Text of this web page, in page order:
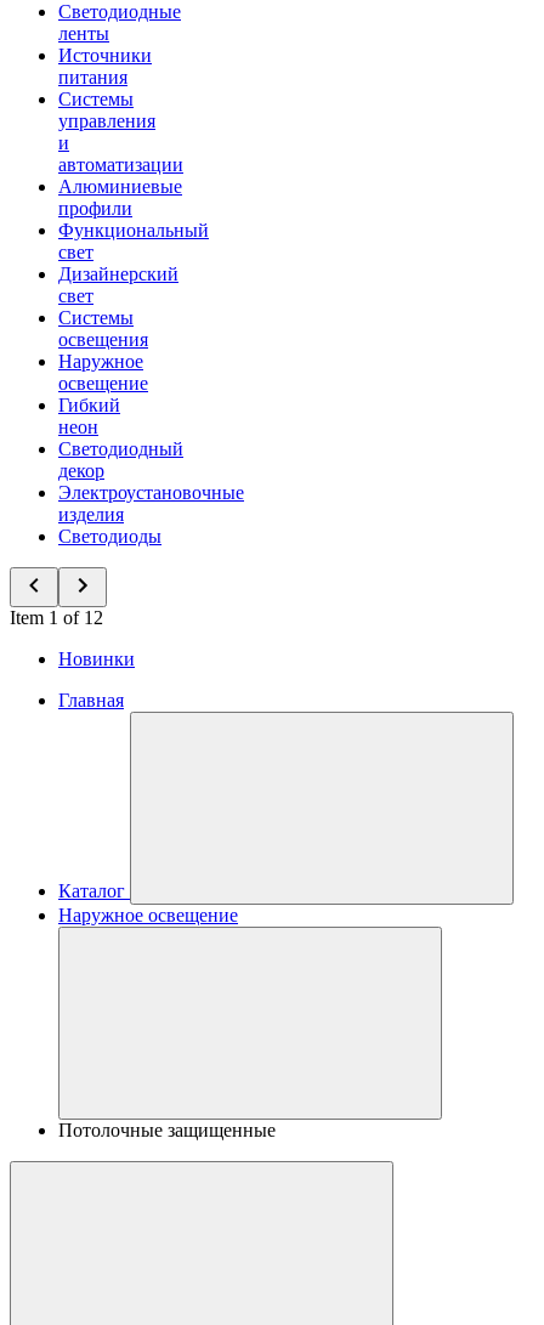
Светодиодные
ленты
Источники
питания
Системы
управления
и
автоматизации
Алюминиевые
профили
Функциональный
свет
Дизайнерский
свет
Системы
освещения
Наружное
освещение
Гибкий
неон
Светодиодный
декор
Электроустановочные
изделия
Светодиоды
Item 1 of 12
Новинки
Главная
Каталог
Наружное освещение
Потолочные защищенные